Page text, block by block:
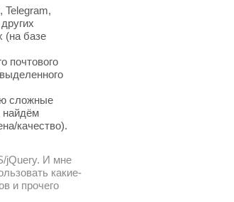
Telegram,
(на базе
почтового
сложные
найдём
качество).
jQuery. И мне
какие-
и прочего